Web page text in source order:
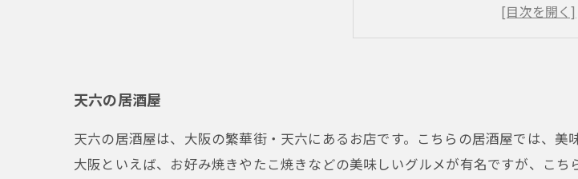
リーズナブルな価格設定
地元の人にも愛される
天六の居酒屋
天六の居酒屋は、大阪の繁華街・天六にあるお店です。こちらの居酒屋では、美
大阪といえば、お好み焼きやたこ焼きなどの美味しいグルメが有名ですが、こ